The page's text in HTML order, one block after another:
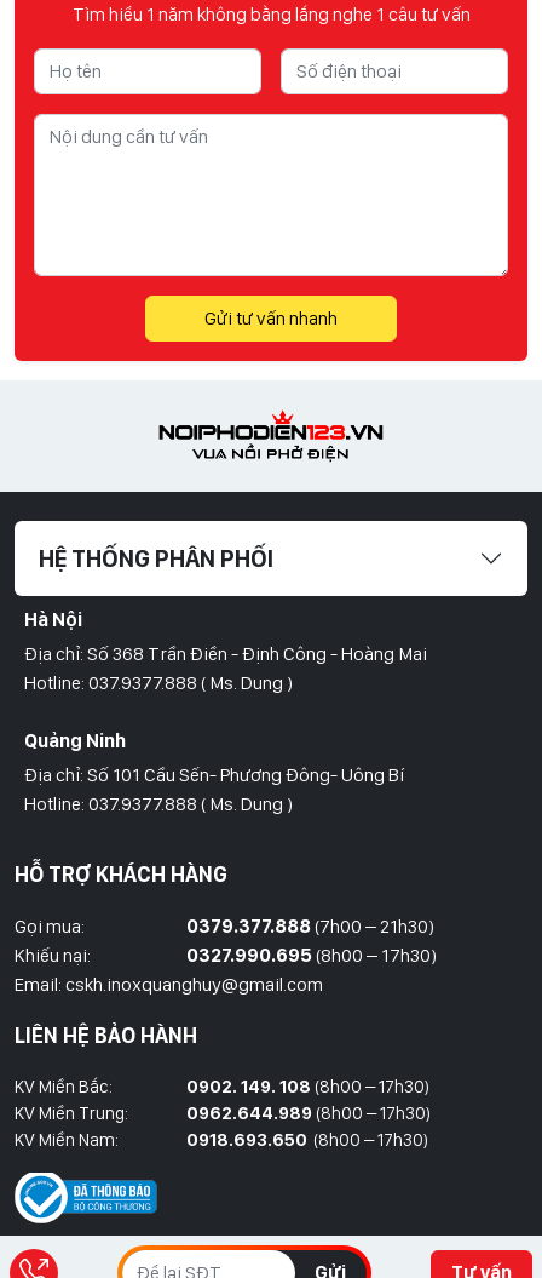
Tìm hiểu 1 năm không bằng lắng nghe 1 câu tư vấn
Gửi tư vấn nhanh
HỆ THỐNG PHÂN PHỐI
Hà Nội
Địa chỉ: Số 368 Trần Điền - Định Công - Hoàng Mai
Hotline: 037.9377.888 ( Ms. Dung )
Quảng Ninh
Địa chỉ: Số 101 Cầu Sến- Phương Đông- Uông Bí
Hotline: 037.9377.888 ( Ms. Dung )
Hồ Chí Minh
Hotline: 09786.01.388 ( Mr. Huy )
Thái Bình
Đối diện ủy ban nhân dân xã Vũ Hoà - Kiến Xương - Thái Bình
Hotline: 037.9377.888 ( Ms. Dung )
Đồng Nai
Địa Chỉ : 1066- QL 51 Tổ 3- Ấp Đồng- Phước Tân- Biên Hòa
Hotline: 037.9377.888 ( Ms. Dung )
HỖ TRỢ KHÁCH HÀNG
Gọi mua: 0379.377.888(7h00 – 21h30)
Khiếu nại:
0327.990.695(8h00 – 17h30)
Email: cskh.inoxquanghuy@gmail.com
LIÊN HỆ BẢO HÀNH
KV Miền Bắc: 0902. 149. 108 (8h00 – 17h30)
KV Miền Trung:
0962.644.989 (8h00 – 17h30)
KV Miền Nam:
0918.693.650 (8h00 – 17h30)
Gửi Tư vấn